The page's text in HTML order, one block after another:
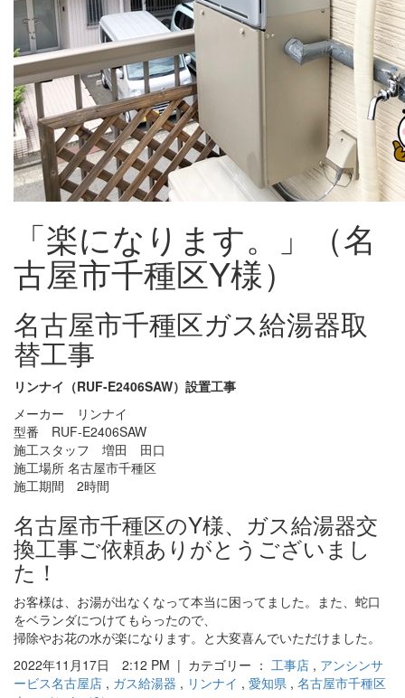
「楽になります。」（名
古屋市千種区Y様）
名古屋市千種区ガス給湯器取
替工事
リンナイ（RUF-E2406SAW）設置工事
メーカー リンナイ
型番 RUF-E2406SAW
施工スタッフ 増田 田口
施工場所 名古屋市千種区
施工期間 2時間
名古屋市千種区のY様、ガス給湯器交
換工事ご依頼ありがとうございまし
た！
お客様は、お湯が出なくなって本当に困ってました。また、蛇口
をベランダにつけてもらったので、
掃除やお花の水が楽になります。と大変喜んでいただけました。
2022年11月17日 2:12 PM | カテゴリー ： 工事店 , アンシンサ
ービス名古屋店 , ガス給湯器 , リンナイ , 愛知県 , 名古屋市千種区